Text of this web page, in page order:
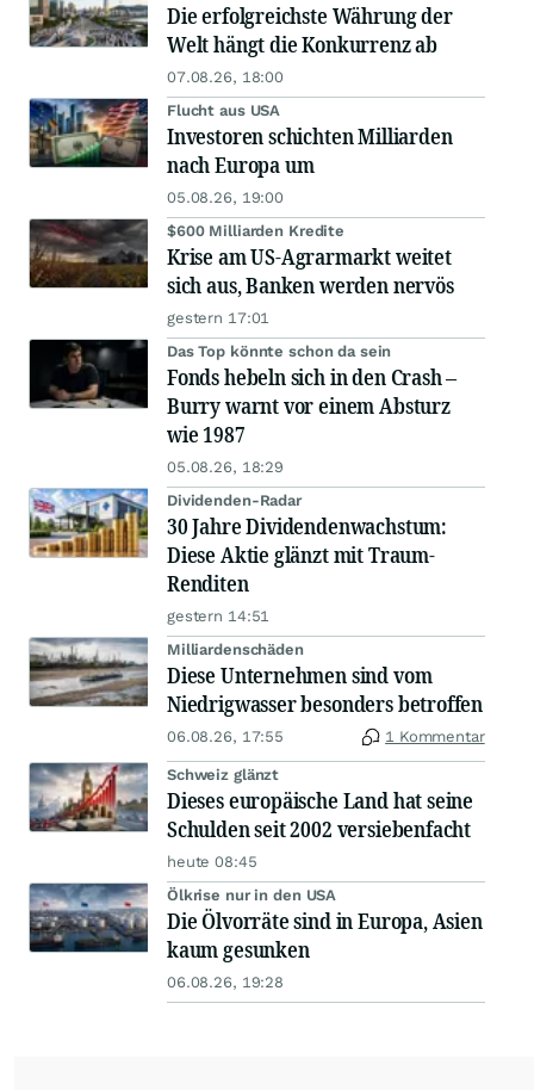
Die erfolgreichste Währung der
Welt hängt die Konkurrenz ab
07.08.26, 18:00
Flucht aus USA
Investoren schichten Milliarden
nach Europa um
05.08.26, 19:00
$600 Milliarden Kredite
Krise am US-Agrarmarkt weitet
sich aus, Banken werden nervös
gestern 17:01
Das Top könnte schon da sein
Fonds hebeln sich in den Crash –
Burry warnt vor einem Absturz
wie 1987
05.08.26, 18:29
Dividenden-Radar
30 Jahre Dividendenwachstum:
Diese Aktie glänzt mit Traum-
Renditen
gestern 14:51
Milliardenschäden
Diese Unternehmen sind vom
Niedrigwasser besonders betroffen
06.08.26, 17:55 1 Kommentar
Schweiz glänzt
Dieses europäische Land hat seine
Schulden seit 2002 versiebenfacht
heute 08:45
Ölkrise nur in den USA
Die Ölvorräte sind in Europa, Asien
kaum gesunken
06.08.26, 19:28